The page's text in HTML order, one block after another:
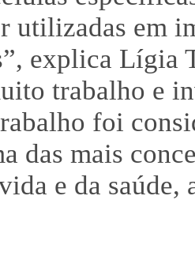
utilizadas em
explica Lígia
trabalho e
foi
das mais
e da saúde,